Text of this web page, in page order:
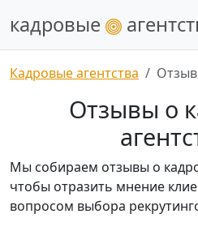
кадровые
Кадровые агентства
Отзывы о
Мы собираем отзывы о
чтобы отразить мнение
вопросом выбора